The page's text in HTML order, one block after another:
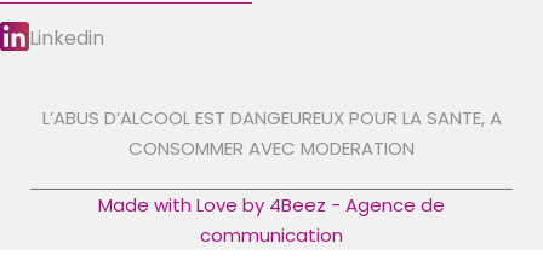
Linkedin
L’ABUS D’ALCOOL EST DANGEUREUX POUR LA SANTE, A
CONSOMMER AVEC MODERATION
Made with Love by 4Beez - Agence de
communication